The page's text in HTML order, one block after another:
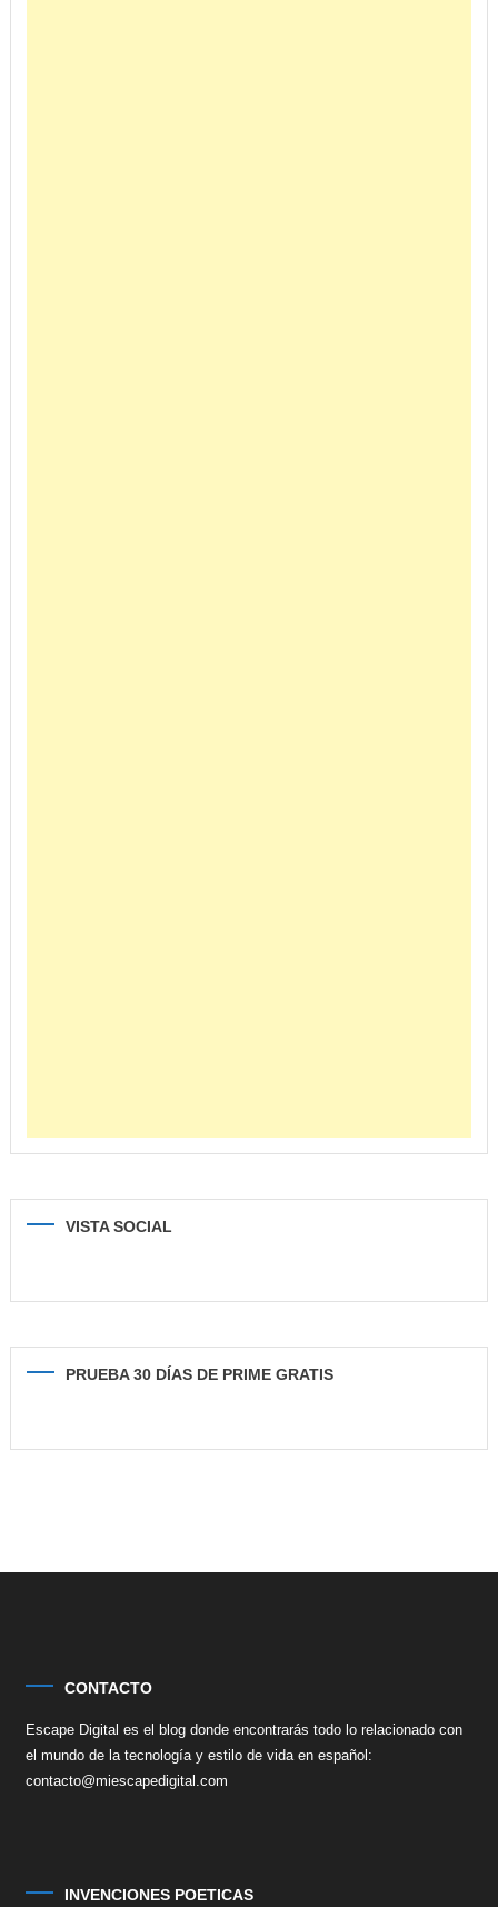
VISTA SOCIAL
PRUEBA 30 DÍAS DE PRIME GRATIS
CONTACTO
Escape Digital es el blog donde encontrarás todo lo relacionado con
el mundo de la tecnología y estilo de vida en español:
contacto@miescapedigital.com
INVENCIONES POETICAS